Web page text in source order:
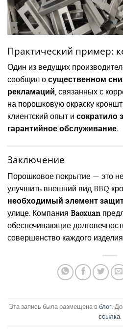
Практический пример:
Один из ведущих
сообщил о существенном
рекламаций, связанных с
на порошковую окраску
клиентский опыт и сократило
гарантийное обслуживание.
Заключение
Порошковое покрытие — это
улучшить внешний вид BBQ
необходимый элемент
улице. Компания Baoxuan
обеспечивающие
совершенство каждого
Эта запись была размещена в блог.
ссылка.